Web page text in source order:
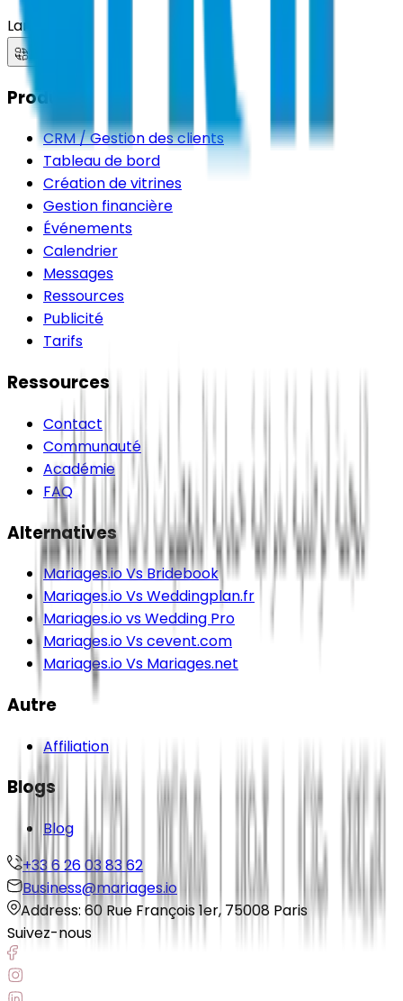
Langue
Produits
CRM / Gestion des clients
Tableau de bord
Création de vitrines
Gestion financière
Événements
Calendrier
Messages
Ressources
Publicité
Tarifs
Ressources
Contact
Communauté
Académie
FAQ
Alternatives
Mariages.io Vs Bridebook
Mariages.io Vs Weddingplan.fr
Mariages.io vs Wedding Pro
Mariages.io Vs cevent.com
Mariages.io Vs Mariages.net
Autre
Affiliation
Blogs
Blog
+33 6 26 03 83 62
Business@mariages.io
Address: 60 Rue François 1er, 75008 Paris
Suivez-nous